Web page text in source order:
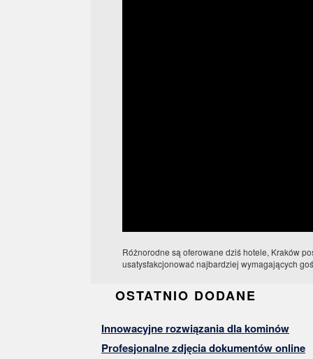
Różnorodne są oferowane dziś hotele, Kraków
usatysfakcjonować najbardziej wymagających
OSTATNIO DODANE
Innowacyjne rozwiązania dla kominów
Profesjonalne zdjęcia dokumentów online